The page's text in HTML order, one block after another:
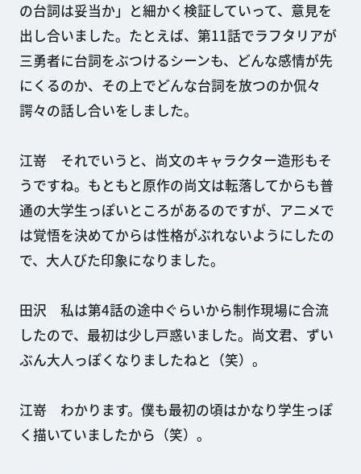
の台詞は妥当か」と細かく検証していって、意見を
出し合いました。たとえば、第11話でラフタリアが
三勇者に台詞をぶつけるシーンも、どんな感情が先
にくるのか、その上でどんな台詞を放つのか侃々
諤々の話し合いをしました。
江嵜 それでいうと、尚文のキャラクター造形もそ
うですね。もともと原作の尚文は転落してからも普
通の大学生っぽいところがあるのですが、アニメで
は覚悟を決めてからは性格がぶれないようにしたの
で、大人びた印象になりました。
田沢 私は第4話の途中ぐらいから制作現場に合流
したので、最初は少し戸惑いました。尚文君、ずい
ぶん大人っぽくなりましたねと（笑）。
江嵜 わかります。僕も最初の頃はかなり学生っぽ
く描いていましたから（笑）。